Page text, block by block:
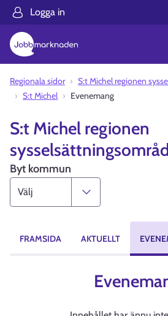
Logga in
Regionala sidor
S:t Michel regionen
S:t Michel
Evenemang
S:t Michel regionen
Byt kommun
FRAMSIDA AKTUELLT